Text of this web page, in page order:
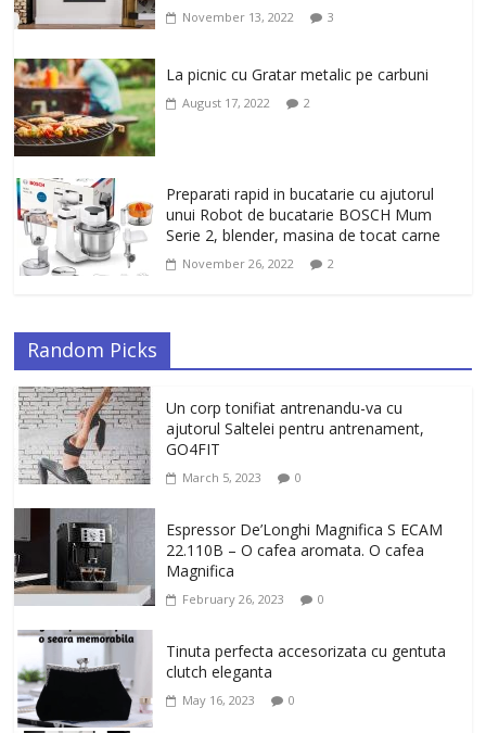
February 6, 2026 0
November 13, 2022 3
La picnic cu Gratar metalic pe carbuni
August 17, 2022 2
Preparati rapid in bucatarie cu ajutorul
unui Robot de bucatarie BOSCH Mum
Serie 2, blender, masina de tocat carne
November 26, 2022 2
Random Picks
Un corp tonifiat antrenandu-va cu
ajutorul Saltelei pentru antrenament,
GO4FIT
March 5, 2023 0
Espressor De’Longhi Magnifica S ECAM
22.110B – O cafea aromata. O cafea
Magnifica
February 26, 2023 0
Tinuta perfecta accesorizata cu gentuta
clutch eleganta
May 16, 2023 0